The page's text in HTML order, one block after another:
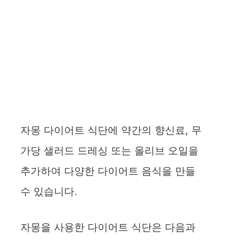
자몽 다이어트 식단에 약간의 향신료, 무
가당 샐러드 드레싱 또는 올리브 오일을
추가하여 다양한 다이어트 음식을 만들
수 있습니다.
자몽을 사용한 다이어트 식단은 다음과